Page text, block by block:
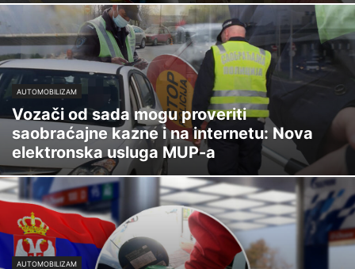
AUTOMOBILIZAM
Vozači od sada mogu proveriti
saobraćajne kazne i na internetu: Nova
elektronska usluga MUP-a
AUTOMOBILIZAM